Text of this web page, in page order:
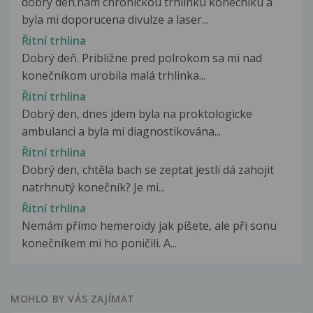
byla mi doporucena divulze a laser...
Řitní trhlina
Dobrý deň. Približne pred polrokom sa mi nad
konečníkom urobila malá trhlinka...
Řitní trhlina
Dobrý den, dnes jdem byla na proktologicke
ambulanci a byla mi diagnostikována...
Řitní trhlina
Dobrý den, chtěla bach se zeptat jestli dá zahojit
natrhnutý konečník? Je mi...
Řitní trhlina
Nemám přímo hemeroidy jak píšete, ale při sonu
konečníkem mi ho poničili. A...
MOHLO BY VÁS ZAJÍMAT